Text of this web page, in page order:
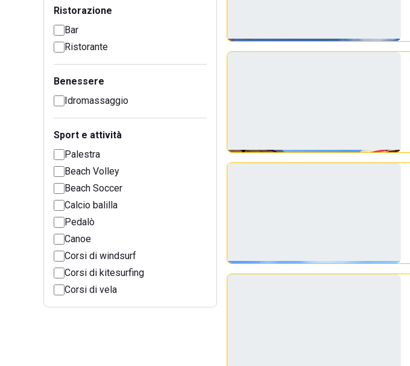
Ristorazione
Bar
Ristorante
Benessere
Idromassaggio
Sport e attività
Palestra
Beach Volley
Beach Soccer
Calcio balilla
Pedalò
Canoe
Corsi di windsurf
Corsi di kitesurfing
Corsi di vela